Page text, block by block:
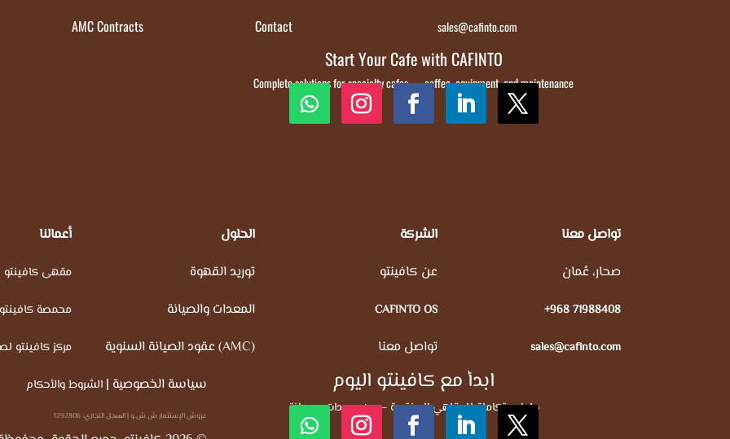
sales@cafinto.com
Contact
AMC Contracts
Start Your Cafe with CAFINTO
Complete solutions for specialty cafes — coffee, equipment, and maintenance
تواصل معنا
صحار، عُمان
+968 71988408
sales@cafinto.com
الشركة
عن كافينتو
CAFINTO OS
تواصل معنا
الحلول
توريد القهوة
المعدات والصيانة
عقود الصيانة السنوية (AMC)
أعمالنا
مقهى كافينتو
محمصة كافينتو
مركز كافينتو
ابدأ مع كافينتو اليوم
حلول متكاملة للمقاهي المختصة — بن، معدات، وصيانة
سياسة الخصوصية |الشروط والأحكام
عروش الإستثمار ش.ش.و | السجل التجاري: 1292806